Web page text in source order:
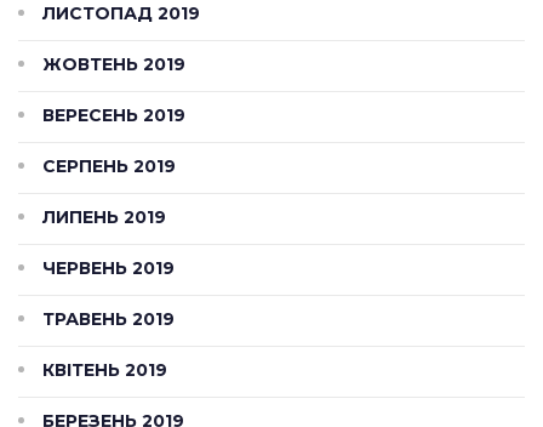
ЛИСТОПАД 2019
ЖОВТЕНЬ 2019
ВЕРЕСЕНЬ 2019
СЕРПЕНЬ 2019
ЛИПЕНЬ 2019
ЧЕРВЕНЬ 2019
ТРАВЕНЬ 2019
КВІТЕНЬ 2019
БЕРЕЗЕНЬ 2019